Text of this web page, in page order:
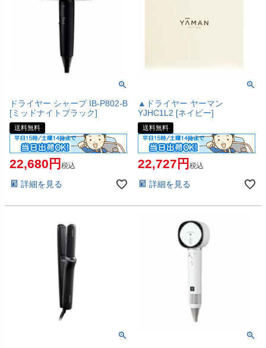
ドライヤー シャープ IB-P802-B
[ミッドナイトブラック]
送料無料
22,680 税込
詳細を見る
▲ドライヤー ヤーマン
YJHC1L2 [ネイビー]
送料無料
22,727 税込
詳細を見る